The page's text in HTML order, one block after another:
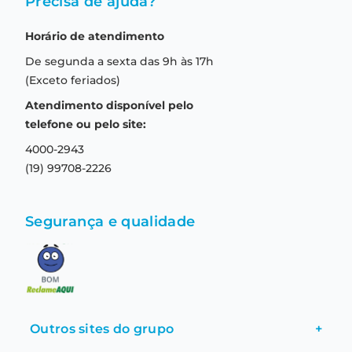
Formas de pagamento
Aviso de privacidade
Termos e condições de uso
Garantia
Troca e devolução
Central de relacionamento
Horário de atendimento
De segunda a sexta das 9h às 17h
(Exceto feriados)
Atendimento disponível pelo
telefone ou pelo site:
4000-2943
(19) 99708-2226
Segurança e qualidade
Outros sites do grupo +